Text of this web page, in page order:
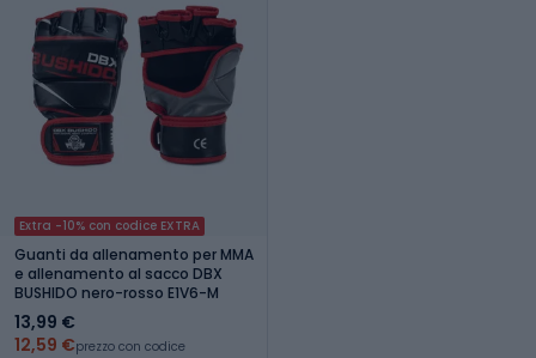
Extra -10% con codice EXTRA
Guanti da allenamento per MMA
e allenamento al sacco DBX
BUSHIDO nero-rosso E1V6-M
13,99 €
12,59 €prezzo con codice